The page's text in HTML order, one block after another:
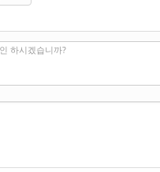
하시겠습니까?